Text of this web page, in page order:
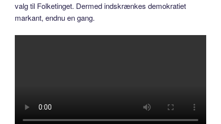
valg til Folketinget. Dermed indskrænkes demokratiet
markant, endnu en gang.